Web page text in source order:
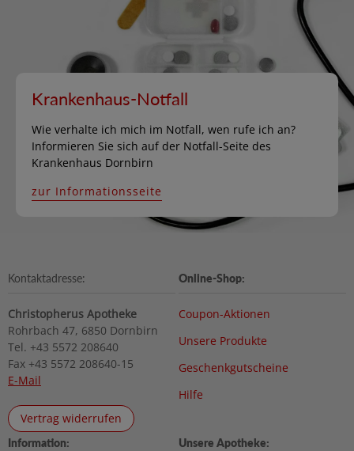
Krankenhaus-Notfall
Wie verhalte ich mich im Notfall, wen rufe ich an?
Informieren Sie sich auf der Notfall-Seite des
Krankenhaus Dornbirn
zur Informationsseite
Kontaktadresse:
Christopherus Apotheke
Rohrbach 47, 6850 Dornbirn
Tel. +43 5572 208640
Fax +43 5572 208640-15
E-Mail
Vertrag widerrufen
Online-Shop:
Coupon-Aktionen
Unsere Produkte
Geschenkgutscheine
Hilfe
Information: Unsere Apotheke: